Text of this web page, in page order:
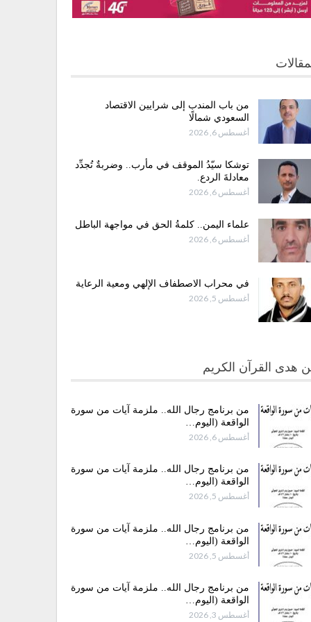
من باب المندب إلى شرايين الاقتصاد
السعودي شمالًا
أغسطس 6, 2026
توشكا سيّدُ الموقف في مأرب.. وضربةٌ تُجدِّد
معادلةَ الردع.
أغسطس 6, 2026
علماء اليمن.. كلمةُ الحق في مواجهة الباطل
أغسطس 6, 2026
في محراب الاصطفاف الإلهي ومعية الرعاية
أغسطس 5, 2026
هدى القرآن الكريم
من برنامج رجال الله.. ملزمة آيات من سورة
الواقعة (اليوم…
أغسطس 6, 2026
من برنامج رجال الله.. ملزمة آيات من سورة
الواقعة (اليوم…
أغسطس 5, 2026
من برنامج رجال الله.. ملزمة آيات من سورة
الواقعة (اليوم…
أغسطس 5, 2026
من برنامج رجال الله.. ملزمة آيات من سورة
الواقعة (اليوم…
أغسطس 3, 2026